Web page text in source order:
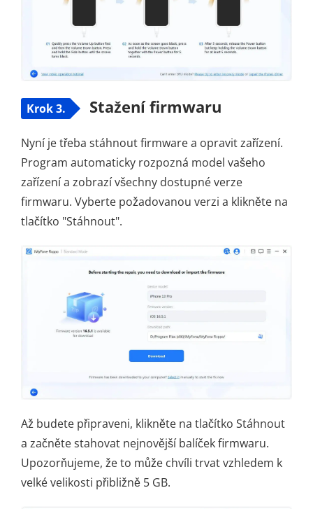
Krok 3. Stažení firmwaru
Nyní je třeba stáhnout firmware a opravit zařízení.
Program automaticky rozpozná model vašeho
zařízení a zobrazí všechny dostupné verze
firmwaru. Vyberte požadovanou verzi a klikněte na
tlačítko "Stáhnout".
Až budete připraveni, klikněte na tlačítko Stáhnout
a začněte stahovat nejnovější balíček firmwaru.
Upozorňujeme, že to může chvíli trvat vzhledem k
velké velikosti přibližně 5 GB.